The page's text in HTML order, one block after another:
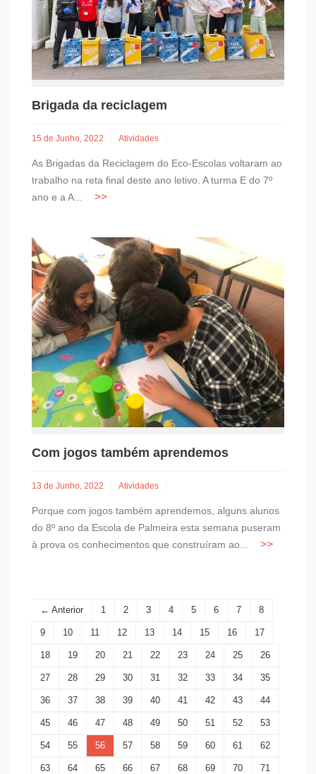
Brigada da reciclagem
15 de Junho, 2022 Atividades
As Brigadas da Reciclagem do Eco-Escolas voltaram ao
trabalho na reta final deste ano letivo. A turma E do 7º
ano e a A...
Com jogos também aprendemos
13 de Junho, 2022 Atividades
Porque com jogos também aprendemos, alguns alunos
do 8º ano da Escola de Palmeira esta semana puseram
à prova os conhecimentos que construíram ao...
← Anterior 1 2 3 4 5 6 7 8
9 10 11 12 13 14 15 16 17
18 19 20 21 22 23 24 25 26
27 28 29 30 31 32 33 34 35
36 37 38 39 40 41 42 43 44
45 46 47 48 49 50 51 52 53
54 55 56 57 58 59 60 61 62
63 64 65 66 67 68 69 70 71